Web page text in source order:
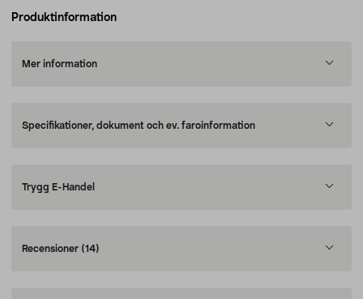
Produktinformation
Mer information
Specifikationer, dokument och ev. faroinformation
Trygg E-Handel
Recensioner (14)